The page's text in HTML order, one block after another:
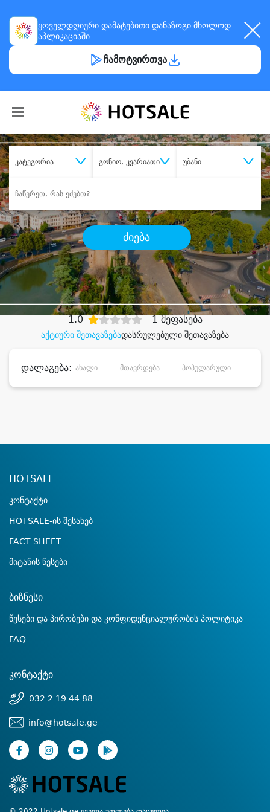
ყოველდღიური დამატებითი დანაზოგი მხოლოდ
აპლიკაციაში
ჩამოტვირთვა
კატეგორია გონიო, კვარიათი უბანი
ძიება
შეიძინესასურველი მომსახურება
დიდი დანაზოგით
აქტიური შეთავაზებადასრულებული შეთავაზება
1.0 1 შეფასება
დალაგება: ახალი მთავრდება პოპულარული
HOTSALE
კონტაქტი
HOTSALE-ის შესახებ
FACT SHEET
მიტანის წესები
ბიზნესი
წესები და პირობები და კონფიდენციალურობის პოლიტიკა
FAQ
კონტაქტი
032 2 19 44 88
info@hotsale.ge